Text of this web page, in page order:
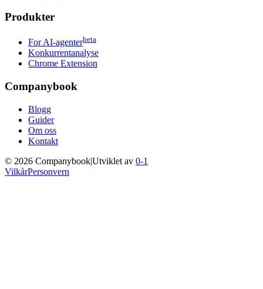
Produkter
For AI-agenterbeta
Konkurrentanalyse
Chrome Extension
Companybook
Blogg
Guider
Om oss
Kontakt
© 2026 Companybook|Utviklet av 0-1
VilkårPersonvern